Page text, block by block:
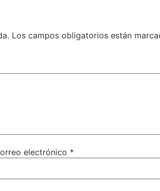
Los campos obligatorios están
electrónico *